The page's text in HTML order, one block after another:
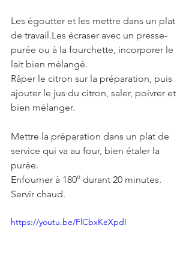
Les égoutter et les mettre dans un plat
de travail.Les écraser avec un presse-
purée ou à la fourchette, incorporer le
lait bien mélangé.
Râper le citron sur la préparation, puis
ajouter le jus du citron, saler, poivrer et
bien mélanger.
Mettre la préparation dans un plat de
service qui va au four, bien étaler la
purée.
Enfourner à 180° durant 20 minutes.
Servir chaud.
https://youtu.be/FlCbxKeXpdI